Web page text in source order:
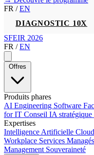
FR / EN
DIAGNOSTIC 10X
SFEIR 2026
FR / EN
Offres
Produits phares
AI Engineering Software
for IT Conseil IA stratégique
Expertises
Intelligence Artificielle Cloud
Workplace Services Managés
Management Souveraineté